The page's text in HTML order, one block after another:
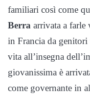
familiari così come
Berra arrivata a farle
in Francia da
vita all’insegna
giovanissima è
come governante in